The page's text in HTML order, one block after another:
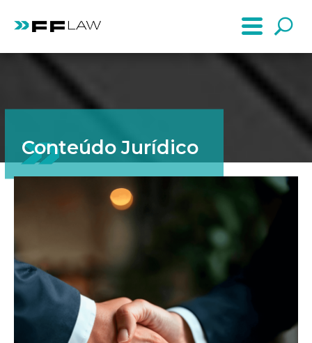
Conteúdo Jurídico